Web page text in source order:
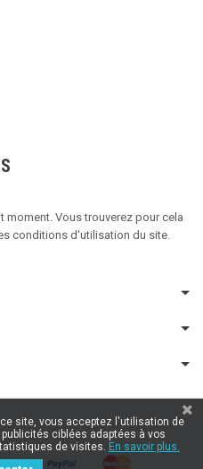
Vous trouverez pour cela
conditions d'utilisation du site.
site, vous acceptez l'utilisation de
ciblées adaptées à vos
de visites. En savoir plus.